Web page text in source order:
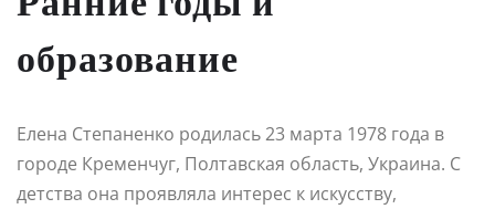
образование
Елена Степаненко родилась 23 марта 1978 года в
городе Кременчуг, Полтавская область, Украина. С
детства она проявляла интерес к искусству,